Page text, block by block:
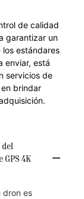
de calidad
garantizar un
estándares
enviar, está
servicios de
brindar
GPS 4K
dron es